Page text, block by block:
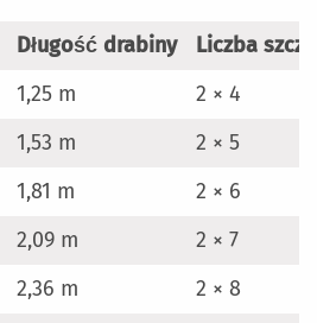
Długość drabiny
Liczba
1,25 m
2 × 4
1,53 m
2 × 5
1,81 m
2 × 6
2,09 m
2 × 7
2,36 m
2 × 8